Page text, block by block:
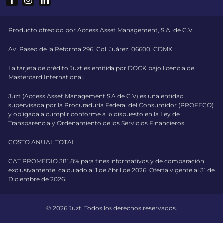
Producto ofrecido por Access Asset Management, S.A. de C.V.
Av. Paseo de la Reforma 296, Col. Juárez, 06600, CDMX
La tarjeta de crédito Juzt es emitida por DOCK bajo licencia de
Mastercard International.
Juzt (Access Asset Management S.A de C.V) es una entidad
supervisada por la Procuraduría Federal del Consumidor (PROFECO)
y obligada a cumplir conforme a lo dispuesto en la Ley de
Transparencia y Ordenamiento de los Servicios Financieros.
COSTO ANUAL TOTAL
CAT PROMEDIO 381.8% para fines informativos y de comparación
exclusivamente, calculado al 1 de Abril de 2026. Oferta vigente al 31 de
Diciembre de 2026.
© 2026 Juzt. Todos los derechos reservados.